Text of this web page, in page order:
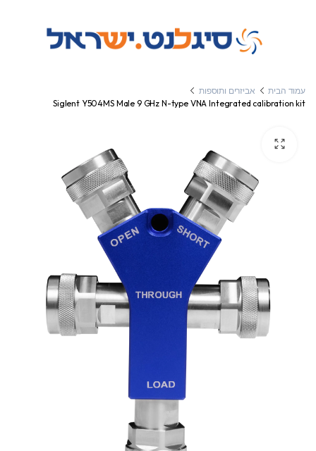
עמוד הבית
אביזרים ותוספות
Siglent Y504MS Male 9 GHz N-type VNA Integrated calibration kit